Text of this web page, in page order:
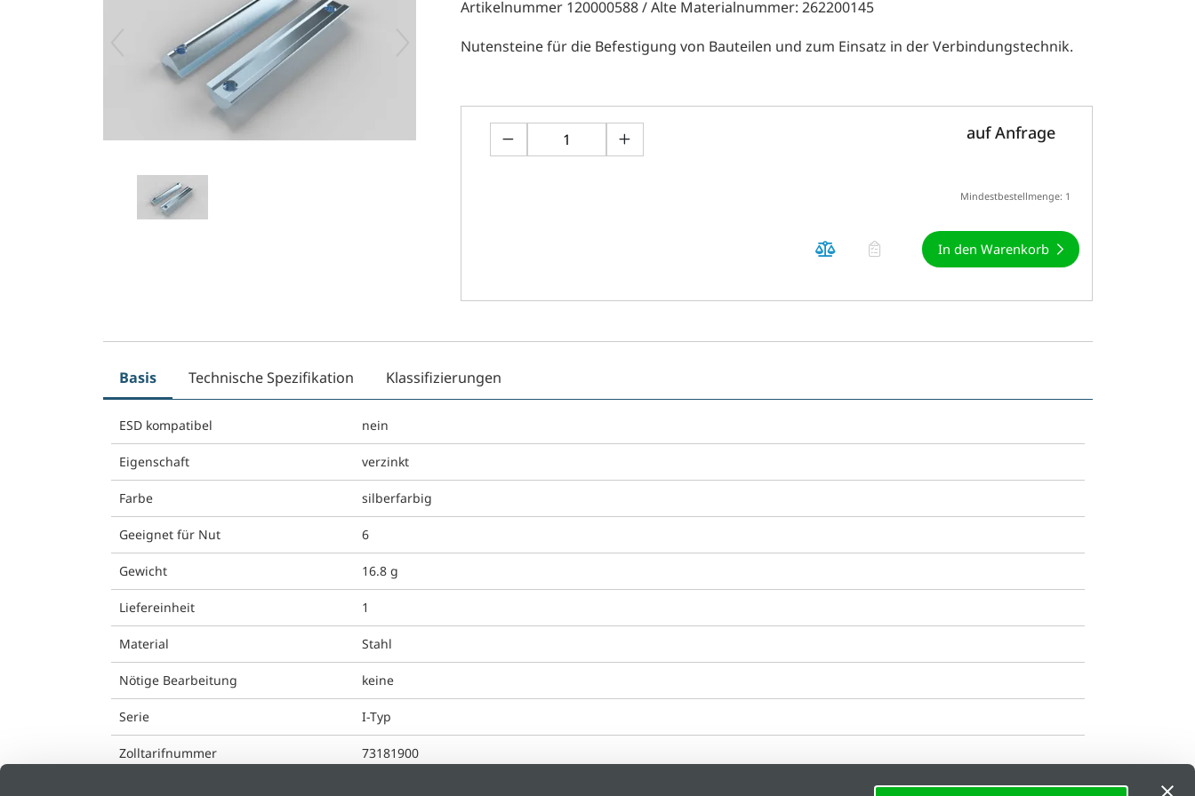
Artikelnummer 120000588 / Alte Materialnummer: 262200145
Nutensteine für die Befestigung von Bauteilen und zum Einsatz in der Verbindungstechnik.
auf Anfrage
Mindestbestellmenge: 1
In den Warenkorb
Basis Technische Spezifikation Klassifizierungen
ESD kompatibel nein
Eigenschaft verzinkt
Farbe silberfarbig
Geeignet für Nut 6
Gewicht 16.8 g
Liefereinheit 1
Material Stahl
Nötige Bearbeitung keine
Serie I-Typ
Zolltarifnummer 73181900